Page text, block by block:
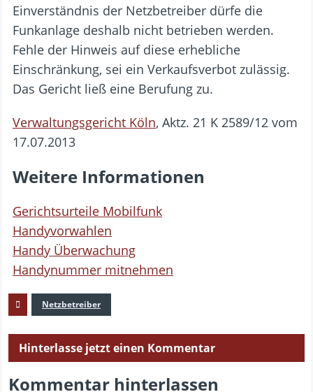
Einverständnis der Netzbetreiber dürfe die
Funkanlage deshalb nicht betrieben werden.
Fehle der Hinweis auf diese erhebliche
Einschränkung, sei ein Verkaufsverbot zulässig.
Das Gericht ließ eine Berufung zu.
Verwaltungsgericht Köln, Aktz. 21 K 2589/12 vom
17.07.2013
Weitere Informationen
Gerichtsurteile Mobilfunk
Handyvorwahlen
Handy Überwachung
Handynummer mitnehmen
Netzbetreiber
Hinterlasse jetzt einen Kommentar
Kommentar hinterlassen